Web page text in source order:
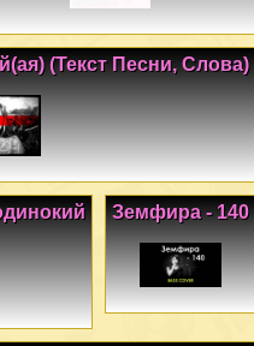
(Текст Песни, Слова)
Земфира - 140